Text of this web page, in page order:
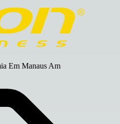
Em Manaus Am